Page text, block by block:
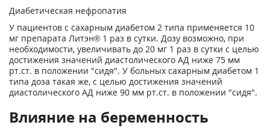
Диабетическая нефропатия
У пациентов с сахарным диабетом 2 типа применяется 10
мг препарата Литэн® 1 раз в сутки. Дозу возможно, при
необходимости, увеличивать до 20 мг 1 раз в сутки с целью
достижения значений диастолического АД ниже 75 мм
рт.ст. в положении "сидя". У больных сахарным диабетом 1
типа доза такая же, с целью достижения значений
диастолического АД ниже 90 мм рт.ст. в положении "сидя".
Влияние на беременность